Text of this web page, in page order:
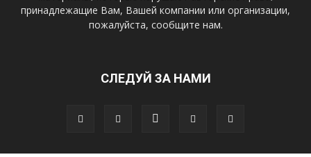
принадлежащие Вам, Вашей компании или организации,
пожалуйста, сообщите нам.
СЛЕДУЙ ЗА НАМИ